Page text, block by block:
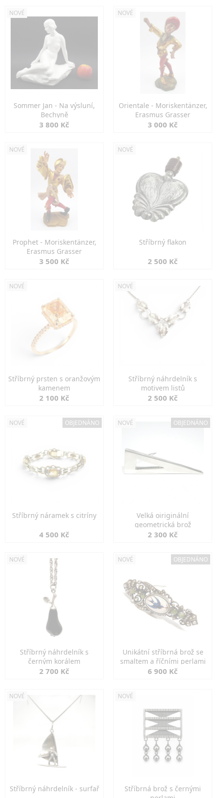
NOVÉ
Sommer Jan - Na výsluní,
Bechyně
3 800 Kč
NOVÉ
Orientale - Moriskentänzer,
Erasmus Grasser
3 000 Kč
NOVÉ
Prophet - Moriskentänzer,
Erasmus Grasser
3 500 Kč
NOVÉ
Stříbrný flakon
2 500 Kč
NOVÉ
Stříbrný prsten s oranžovým
kamenem
2 100 Kč
NOVÉ
Stříbrný náhrdelník s
motivem listů
2 500 Kč
NOVÉ OBJEDNÁNO
Stříbrný náramek s citríny
4 500 Kč
NOVÉ OBJEDNÁNO
Velká oiriginální
geometrická brož
2 300 Kč
NOVÉ
Stříbrný náhrdelník s
černým korálem
2 700 Kč
NOVÉ OBJEDNÁNO
Unikátní stříbrná brož se
smaltem a říčními perlami
6 900 Kč
NOVÉ
Stříbrný náhrdelník - surfař
NOVÉ
Stříbrná brož s černými